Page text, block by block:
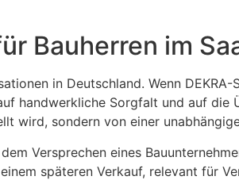
Bauherren im
in Deutschland. Wenn
handwerkliche Sorgfalt und auf
wird, sondern von einer
Versprechen eines
späteren Verkauf, relevant für